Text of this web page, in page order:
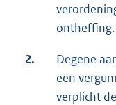
ontheffing.
2.
Degene
een
verplicht